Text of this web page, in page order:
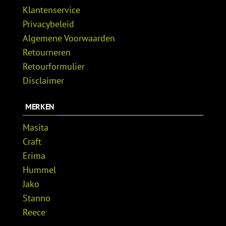
Klantenservice
Privacybeleid
Algemene Voorwaarden
Retourneren
Retourformulier
Disclaimer
MERKEN
Masita
Craft
Erima
Hummel
Jako
Stanno
Reece